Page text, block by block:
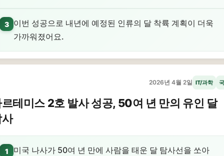
3
이번 성공으로 내년에 예정된 인류의 달 착륙 계획이 더욱
가까워졌어요.
2026년 4월 2일 IT/과학
테미스 2호 발사 성공, 50여 년 만의 유인 달
1
미국 나사가 50여 년 만에 사람을 태운 달 탐사선을 쏘아